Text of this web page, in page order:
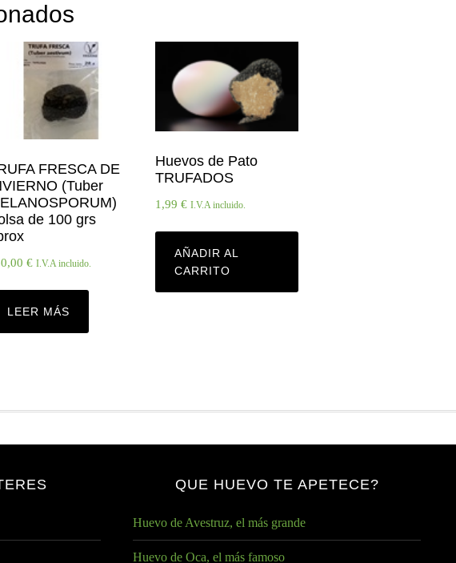
FRESCA DE
(Tuber
de 100 grs
€ I.V.A incluido.
LEER MÁS
Huevos de Pato
TRUFADOS
1,99€ I.V.A incluido.
AÑADIR AL
CARRITO
QUE HUEVO TE APETECE?
Huevo de Avestruz, el más grande
Huevo de Oca, el más famoso